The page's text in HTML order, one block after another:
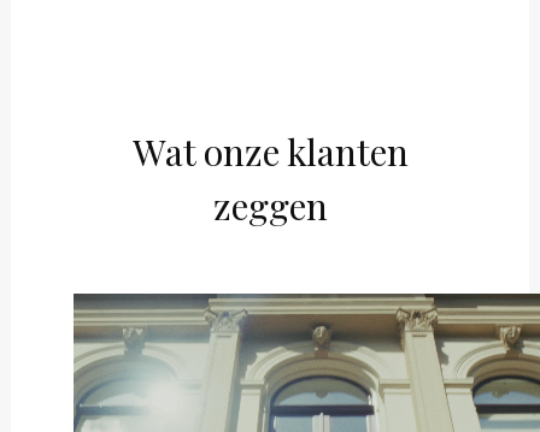
Wat onze klanten
zeggen